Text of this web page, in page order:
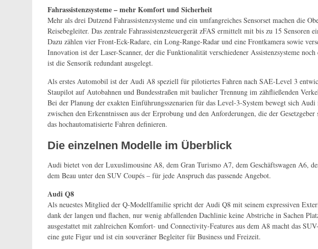
Fahrassistenzsysteme – mehr Komfort und Sicherheit
Mehr als drei Dutzend Fahrassistenzsysteme und ein umfangreiches Sensorset machen die
Reisebegleiter. Das zentrale Fahrassistenzsteuergerät zFAS ermittelt mit bis zu 15 Sensoren
Dazu zählen vier Front-Eck-Radare, ein Long-Range-Radar und eine Frontkamera sowie
Innovation ist der Laser-Scanner, der die Funktionalität verschiedener Assistenzsysteme
ist die Sensorik redundant ausgelegt.
Als erstes Automobil ist der Audi A8 speziell für pilotiertes Fahren nach SAE-Level 3
Staupilot auf Autobahnen und Bundesstraßen mit baulicher Trennung im zähfließenden
Bei der Planung der exakten Einführungsszenarien für das Level-3-System bewegt sich
zwischen den Erkenntnissen aus der Erprobung und den Anforderungen, die der
das hochautomatisierte Fahren definieren.
Die einzelnen Modelle im Überblick
Audi bietet von der Luxuslimousine A8, dem Gran Turismo A7, dem Geschäftswagen A6,
dem Beau unter den SUV Coupés – für jede Anspruch das passende Angebot.
Audi Q8
Als neuestes Mitglied der Q-Modellfamilie spricht der Audi Q8 mit seinem expressiven
dank der langen und flachen, nur wenig abfallenden Dachlinie keine Abstriche in Sachen
ausgestattet mit zahlreichen Komfort- und Connectivity-Features aus dem A8 macht das
eine gute Figur und ist ein souveräner Begleiter für Business und Freizeit.